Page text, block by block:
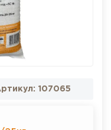
107065